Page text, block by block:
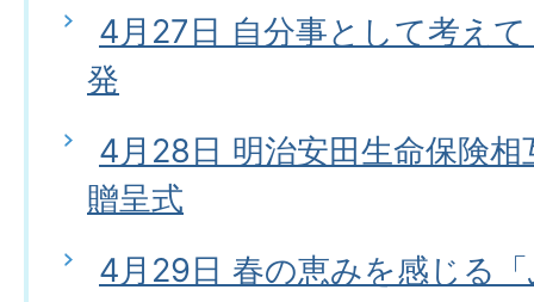
4月27日 自分事として考え
発
4月28日 明治安田生命保険
贈呈式
4月29日 春の恵みを感じる